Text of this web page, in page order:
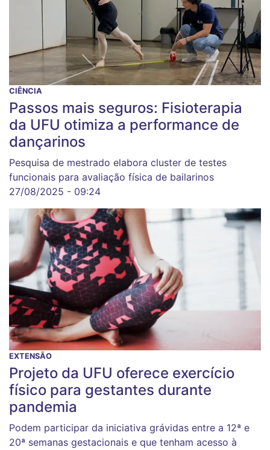
CIÊNCIA
Passos mais seguros: Fisioterapia
da UFU otimiza a performance de
dançarinos
Pesquisa de mestrado elabora cluster de testes
funcionais para avaliação física de bailarinos
27/08/2025 - 09:24
EXTENSÃO
Projeto da UFU oferece exercício
físico para gestantes durante
pandemia
Podem participar da iniciativa grávidas entre a 12ª e
20ª semanas gestacionais e que tenham acesso à